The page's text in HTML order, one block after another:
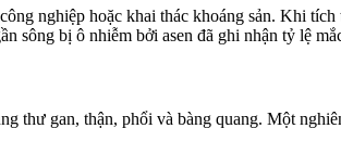
nghiệp hoặc khai thác khoáng sản. Khi
bị ô nhiễm bởi asen đã ghi nhận tỷ lệ
thư gan, thận, phổi và bàng quang. Một